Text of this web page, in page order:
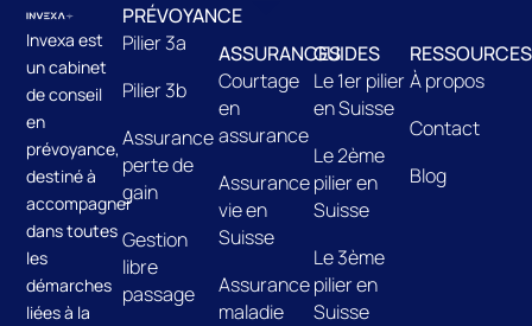
Invexa est
un cabinet
de conseil
en
prévoyance,
destiné à
accompagner
dans toutes
les
démarches
liées à la
PRÉVOYANCE
Pilier 3a
Pilier 3b
Assurance
perte de
gain
Gestion
libre
passage
ASSURANCES
Courtage
en
assurance
Assurance
vie en
Suisse
Assurance
maladie
GUIDES
Le 1er pilier
en Suisse
Le 2ème
pilier en
Suisse
Le 3ème
pilier en
Suisse
RESSOURCES
À propos
Contact
Blog